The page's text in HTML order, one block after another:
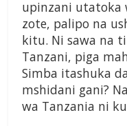
upinzani utatoka
zote, palipo na
kitu. Ni sawa na
Tanzani, piga
Simba itashuka
mshidani gani?
wa Tanzania ni